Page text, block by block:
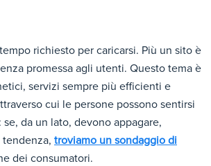
richiesto per caricarsi. Più un sito è
promessa agli utenti. Questo tema è
servizi sempre più efficienti e
cui le persone possono sentirsi
da un lato, devono appagare,
troviamo un sondaggio di
dei consumatori.